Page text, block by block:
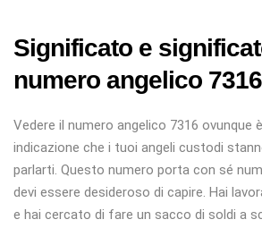
Significato e
numero angelico 7316
Vedere il numero angelico 7316 ovunque
indicazione che i tuoi angeli custodi
parlarti. Questo numero porta con sé
devi essere desideroso di capire. Hai
e hai cercato di fare un sacco di soldi a